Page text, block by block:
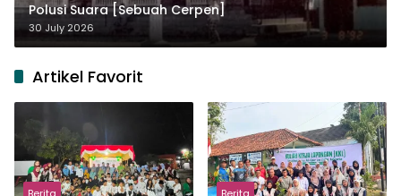
Polusi Suara [Sebuah Cerpen]
30 July 2026
Artikel Favorit